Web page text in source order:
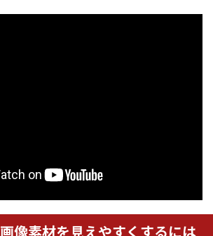
像素材を見えやすくするには